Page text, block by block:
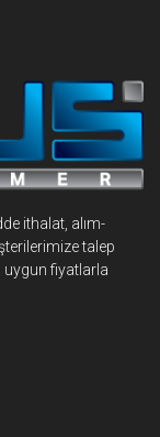
ithalat, alım-
talep
uygun fiyatlarla